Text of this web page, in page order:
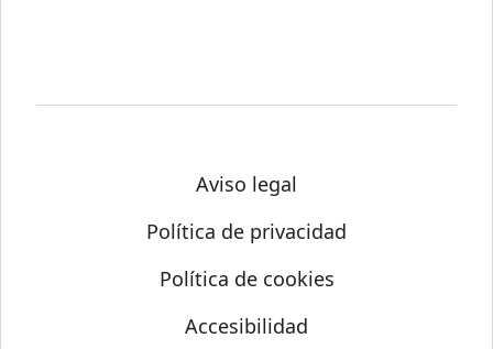
Aviso legal
Política de privacidad
Política de cookies
Accesibilidad